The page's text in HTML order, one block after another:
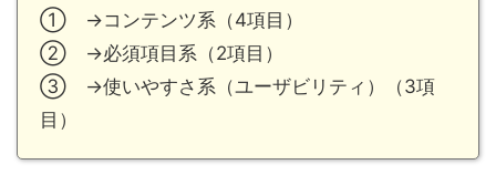
① →コンテンツ系（4項目）
② →必須項目系（2項目）
③ →使いやすさ系（ユーザビリティ）（3項
目）